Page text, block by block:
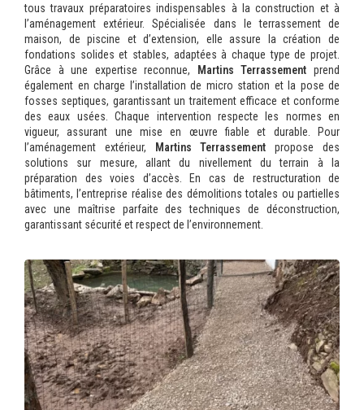
tous travaux préparatoires indispensables à la construction et à
l’aménagement extérieur. Spécialisée dans le terrassement de
maison, de piscine et d’extension, elle assure la création de
fondations solides et stables, adaptées à chaque type de projet.
Grâce à une expertise reconnue, Martins Terrassement prend
également en charge l’installation de micro station et la pose de
fosses septiques, garantissant un traitement efficace et conforme
des eaux usées. Chaque intervention respecte les normes en
vigueur, assurant une mise en œuvre fiable et durable. Pour
l’aménagement extérieur, Martins Terrassement propose des
solutions sur mesure, allant du nivellement du terrain à la
préparation des voies d’accès. En cas de restructuration de
bâtiments, l’entreprise réalise des démolitions totales ou partielles
avec une maîtrise parfaite des techniques de déconstruction,
garantissant sécurité et respect de l’environnement.